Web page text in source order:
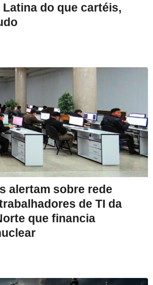
Latina do que cartéis,
alertam sobre rede
de TI da
que financia